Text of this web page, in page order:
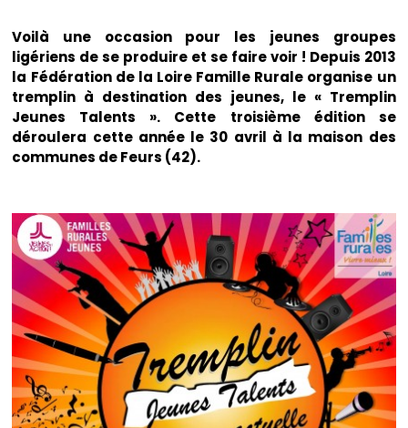
Voilà une occasion pour les jeunes groupes
ligériens de se produire et se faire voir ! Depuis 2013
la Fédération de la Loire Famille Rurale organise un
tremplin à destination des jeunes, le « Tremplin
Jeunes Talents ». Cette troisième édition se
déroulera cette année le 30 avril à la maison des
communes de Feurs (42).